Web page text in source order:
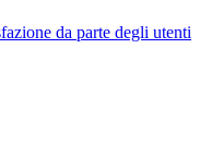
da parte degli utenti